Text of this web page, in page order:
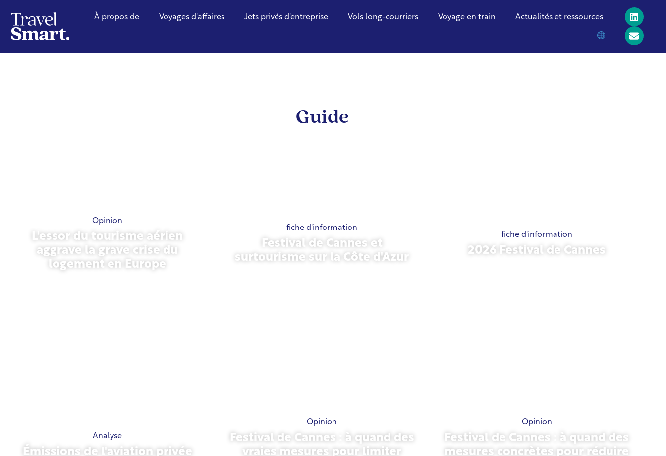
À propos de Voyages d'affaires Jets privés d'entreprise Vols long-courriers Voyage en train Actualités et ressources
Guide
Opinion
L'essor du tourisme aérien
aggrave la grave crise du
logement en Europe
fiche d'information
Festival de Cannes et
surtourisme sur la Côte d'Azur
fiche d'information
2026 Festival de Cannes
Analyse
Émissions de l'aviation privée
Opinion
Festival de Cannes : à quand des
vraies mesures pour limiter
Opinion
Festival de Cannes : à quand des
mesures concrètes pour réduire